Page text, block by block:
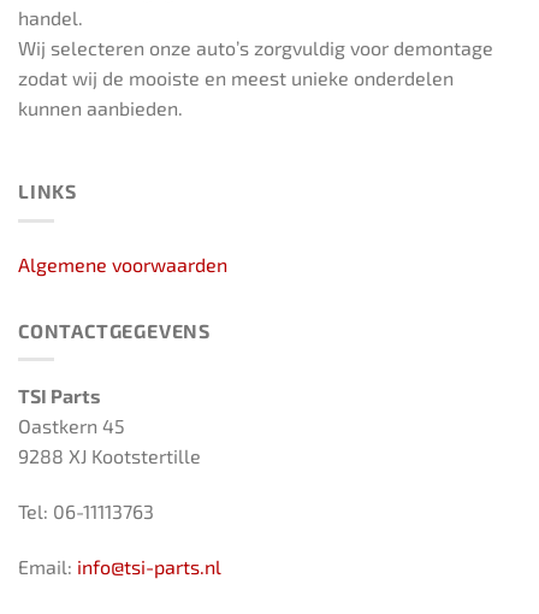
handel.
Wij selecteren onze auto’s zorgvuldig voor demontage
zodat wij de mooiste en meest unieke onderdelen
kunnen aanbieden.
LINKS
Algemene voorwaarden
CONTACTGEGEVENS
TSI Parts
Oastkern 45
9288 XJ Kootstertille
Tel: 06-11113763
Email: info@tsi-parts.nl